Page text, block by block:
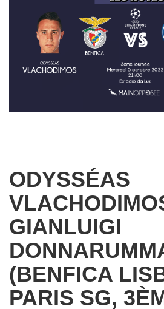
ODYSSÉAS
GIANLUIGI
(BENFICA
PARIS SG,